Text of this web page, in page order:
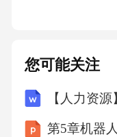
您可能关注
第5章机器